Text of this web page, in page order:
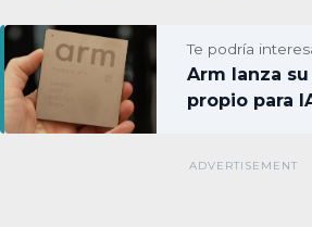
Te podría
Arm lanza
propio para